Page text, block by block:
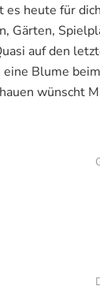
es heute für
Gärten,
auf den
Blume
wünscht